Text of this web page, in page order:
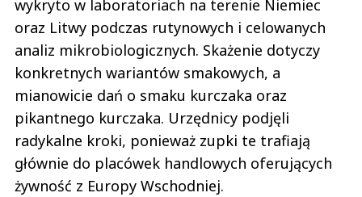
wykryto w laboratoriach na terenie Niemiec
oraz Litwy podczas rutynowych i celowanych
analiz mikrobiologicznych. Skażenie dotyczy
konkretnych wariantów smakowych, a
mianowicie dań o smaku kurczaka oraz
pikantnego kurczaka. Urzędnicy podjęli
radykalne kroki, ponieważ zupki te trafiają
głównie do placówek handlowych oferujących
żywność z Europy Wschodniej.